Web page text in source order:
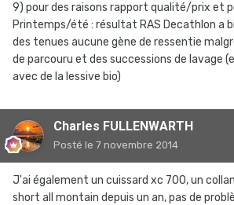
9) pour des raisons rapport qualité/prix et
Printemps/été : résultat RAS Decathlon a
des tenues aucune gène de ressentie
de parcouru et des successions de lavage
avec de la lessive bio)
Charles FULLENWARTH
Posté le 7 novembre 2014
J'ai également un cuissard xc 700, un
short all montain depuis un an, pas de